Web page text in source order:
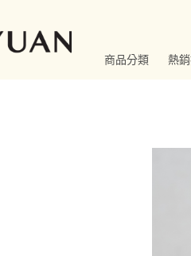
商品分類 熱